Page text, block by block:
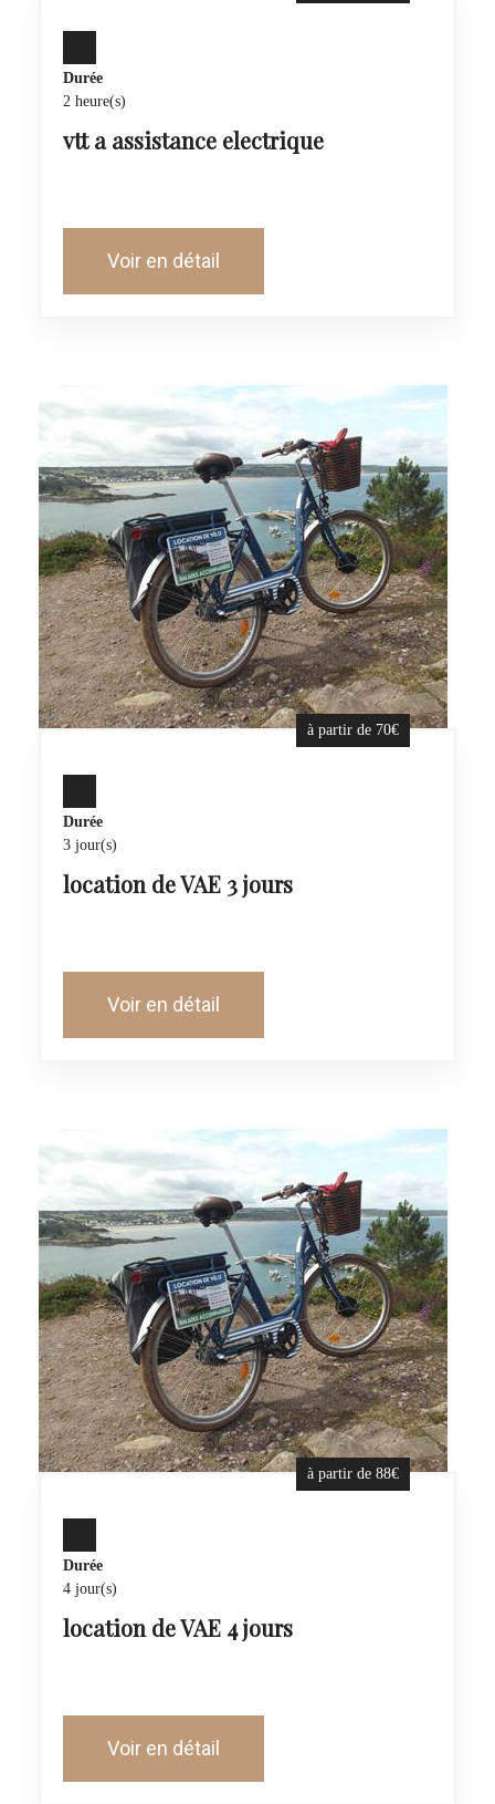
Durée
2 heure(s)
vtt a assistance electrique
Voir en détail
à partir de 70€
Durée
3 jour(s)
location de VAE 3 jours
Voir en détail
à partir de 88€
Durée
4 jour(s)
location de VAE 4 jours
Voir en détail